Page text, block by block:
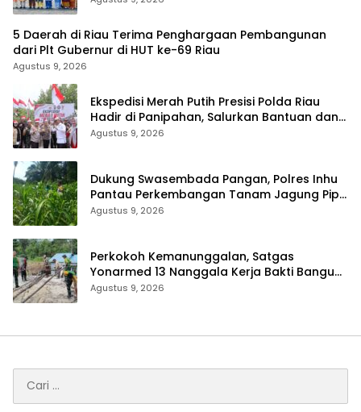
5 Daerah di Riau Terima Penghargaan Pembangunan
dari Plt Gubernur di HUT ke-69 Riau
Agustus 9, 2026
Ekspedisi Merah Putih Presisi Polda Riau
Hadir di Panipahan, Salurkan Bantuan dan
Layanan Kesehatan
Agustus 9, 2026
Dukung Swasembada Pangan, Polres Inhu
Pantau Perkembangan Tanam Jagung Pipil
Agustus 9, 2026
Perkokoh Kemanunggalan, Satgas
Yonarmed 13 Nanggala Kerja Bakti Bangun
Masjid Al-Hikmah di Kapuas Hulu
Agustus 9, 2026
untuk: